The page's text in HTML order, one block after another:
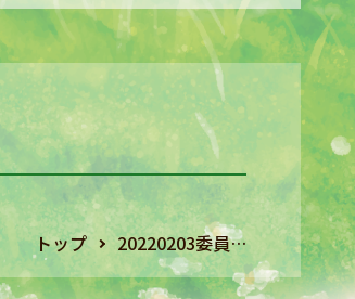
トップ 20220203委員…